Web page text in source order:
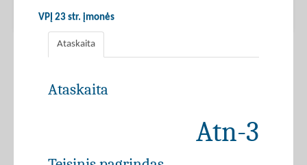
VPĮ 23 str. įmonės
Ataskaita
Ataskaita
Atn-3